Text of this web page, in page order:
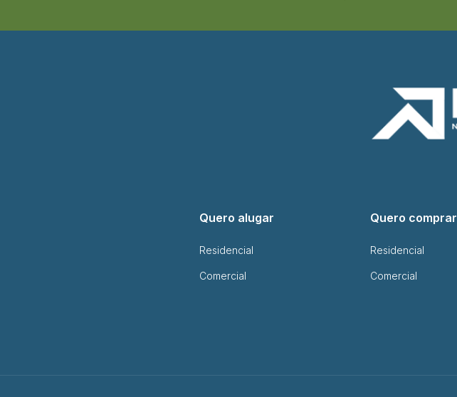
Quero alugar
Residencial
Comercial
Quero comprar
Residencial
Comercial